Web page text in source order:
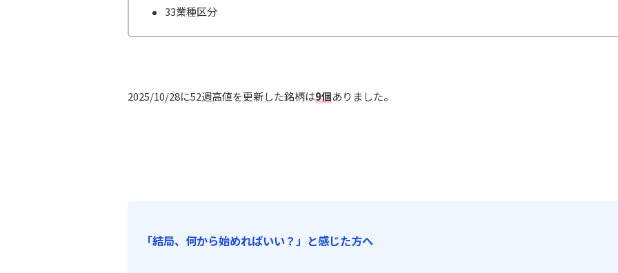
33業種区分
2025/10/28に52週高値を更新した銘柄は9個ありました。
「結局、何から始めればいい？」と感じた方へ